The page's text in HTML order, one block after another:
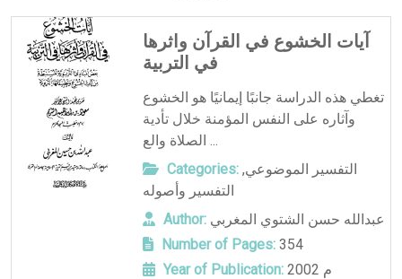
آيات الخشوع في القرآن واثرها
في التربية
تغطي هذه الدراسة جانبًا إيمانيًا هو الخشوع
وآثاره على النفس المؤمنة خلال تأدية
الصلاة والع ...
Categories: التفسير الموضوعي,
التفسير وأصوله
Author: عبدالله حسن الشتوي المغربي
Number of Pages:354
Year of Publication:
2002 م